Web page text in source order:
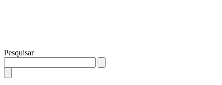
Pesquisar